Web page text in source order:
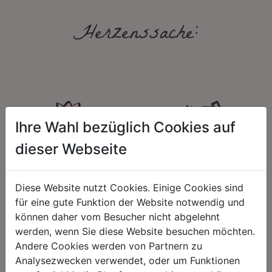
Herzenssache:
HARMONIE
Unser Sortiment steht für ein
schenken natürliche, stilvolle
Momente für harmonische Stunden
zu Hause – den Ort, an dem
Menschen sich geborgen fühlen und
positive Energie schöpfen.
Nicht immer ist der günstigste Preis
fair – im Hinblick auf unsere
Kalkulation, angemessene
Entlohnung und unsere
nachhaltigen, gewachsenen
Geschäftsbeziehungen.
Ihre Wahl bezüglich Cookies auf
dieser Webseite
Diese Website nutzt Cookies. Einige Cookies sind
für eine gute Funktion der Website notwendig und
können daher vom Besucher nicht abgelehnt
werden, wenn Sie diese Website besuchen möchten.
Andere Cookies werden von Partnern zu
Analysezwecken verwendet, oder um Funktionen